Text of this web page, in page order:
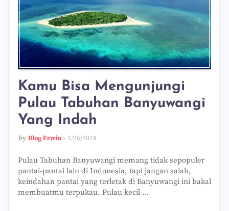
Kamu Bisa Mengunjungi
Pulau Tabuhan Banyuwangi
Yang Indah
by Blog Erwin 2/26/2018
Pulau Tabuhan Banyuwangi memang tidak sepopuler
pantai-pantai lain di Indonesia, tapi jangan salah,
keindahan pantai yang terletak di Banyuwangi ini bakal
membuatmu terpukau. Pulau kecil …